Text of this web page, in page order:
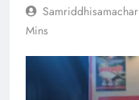
Samriddhisamachar
Mins